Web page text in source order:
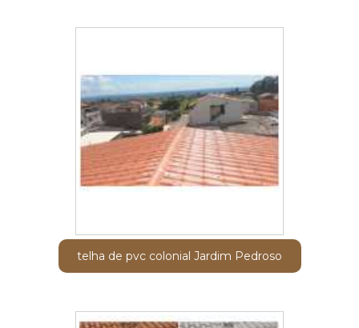
telha de pvc colonial Jardim Pedroso